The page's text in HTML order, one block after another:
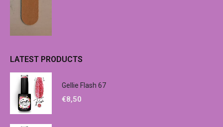
LATEST PRODUCTS
Gellie Flash 67
€8,50